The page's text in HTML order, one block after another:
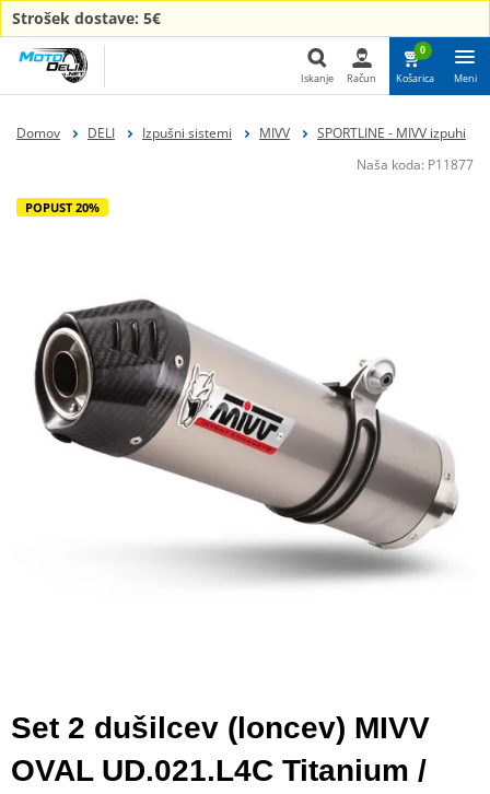
Strošek dostave: 5€
Iskanje
Iskanje Račun
0
Košarica Meni
Domov DELI Izpušni sistemi MIVV
SPORTLINE - MIVV izpuhi
Naša koda: P11877
POPUST 20%
Set 2 dušilcev (loncev) MIVV
OVAL UD.021.L4C Titanium /